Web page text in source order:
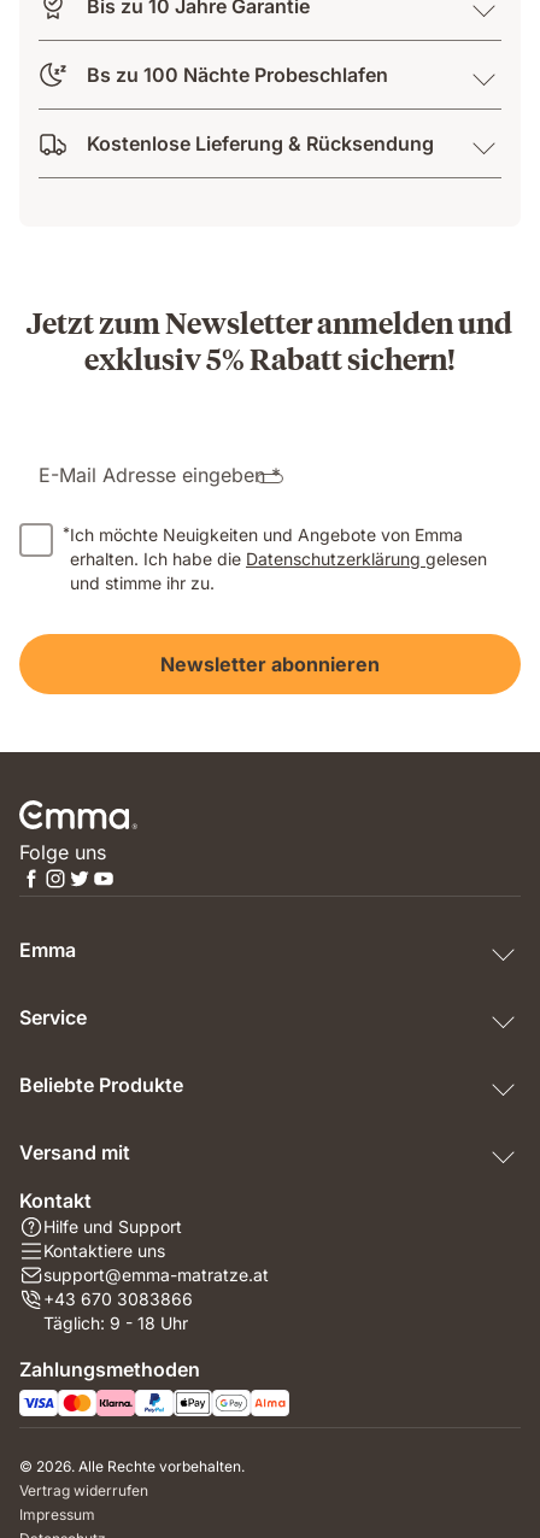
Bis zu 10 Jahre Garantie
Bs zu 100 Nächte Probeschlafen
Kostenlose Lieferung & Rücksendung
Jetzt zum Newsletter anmelden und
exklusiv 5% Rabatt sichern!
E-Mail Adresse eingeben *
*Ich möchte Neuigkeiten und Angebote von Emma
erhalten. Ich habe die Datenschutzerklärung gelesen
und stimme ihr zu.
Newsletter abonnieren
Folge uns
Emma
Service
Beliebte Produkte
Versand mit
Kontakt
Hilfe und Support
Kontaktiere uns
support@emma-matratze.at
+43 670 3083866
Täglich: 9 - 18 Uhr
Zahlungsmethoden
© 2026. Alle Rechte vorbehalten.
Vertrag widerrufen
Impressum